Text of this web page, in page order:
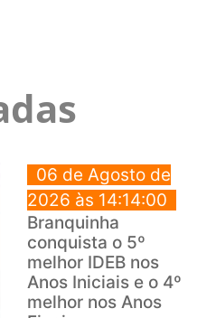
06 de Agosto de
2026 às 14:14:00
Branquinha
conquista o 5º
melhor IDEB nos
Anos Iniciais e o 4º
melhor nos Anos